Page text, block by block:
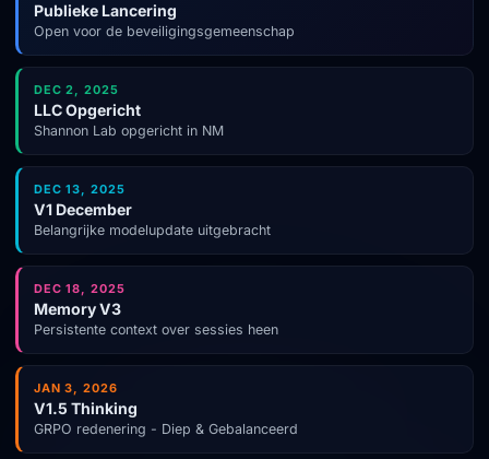
Publieke Lancering
Open voor de beveiligingsgemeenschap
DEC 2, 2025
LLC Opgericht
Shannon Lab opgericht in NM
DEC 13, 2025
V1 December
Belangrijke modelupdate uitgebracht
DEC 18, 2025
Memory V3
Persistente context over sessies heen
JAN 3, 2026
V1.5 Thinking
GRPO redenering - Diep & Gebalanceerd